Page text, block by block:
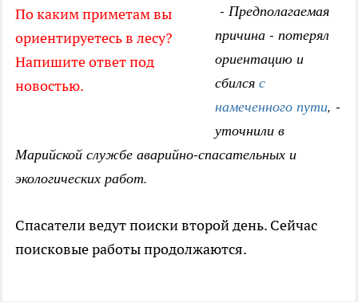
По каким приметам вы
ориентируетесь в лесу?
Напишите ответ под
новостью.
- Предполагаемая
причина - потерял
ориентацию и
сбился с
намеченного пути, -
уточнили в
Марийской службе аварийно-спасательных и
экологических работ.
Спасатели ведут поиски второй день. Сейчас
поисковые работы продолжаются.